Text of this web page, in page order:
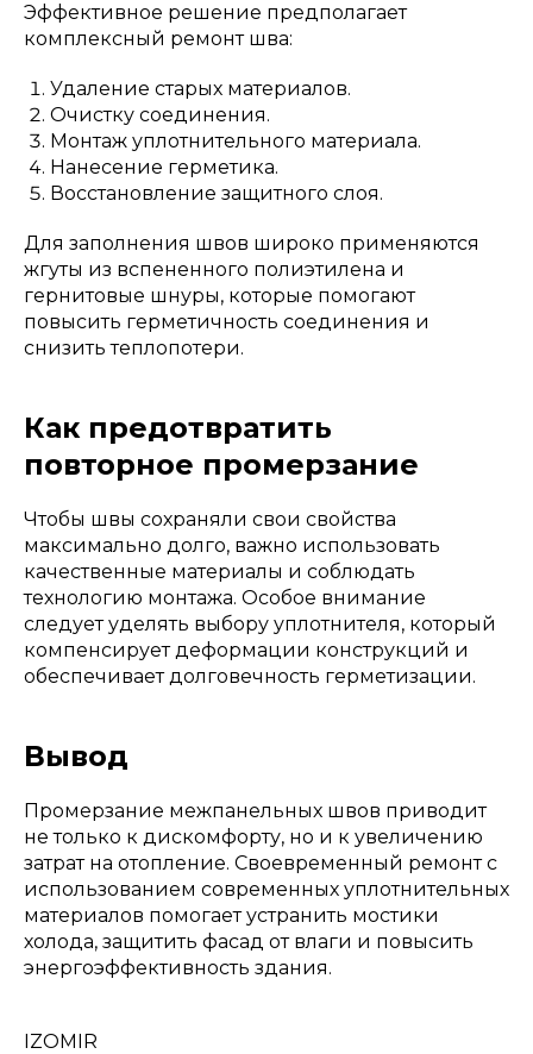
Эффективное решение предполагает
комплексный ремонт шва:
Удаление старых материалов.
Очистку соединения.
Монтаж уплотнительного материала.
Нанесение герметика.
Восстановление защитного слоя.
Для заполнения швов широко применяются
жгуты из вспененного полиэтилена и
гернитовые шнуры, которые помогают
повысить герметичность соединения и
снизить теплопотери.
Как предотвратить
повторное промерзание
Чтобы швы сохраняли свои свойства
максимально долго, важно использовать
качественные материалы и соблюдать
технологию монтажа. Особое внимание
следует уделять выбору уплотнителя, который
компенсирует деформации конструкций и
обеспечивает долговечность герметизации.
Вывод
Промерзание межпанельных швов приводит
не только к дискомфорту, но и к увеличению
затрат на отопление. Своевременный ремонт с
использованием современных уплотнительных
материалов помогает устранить мостики
холода, защитить фасад от влаги и повысить
энергоэффективность здания.
IZOMIR